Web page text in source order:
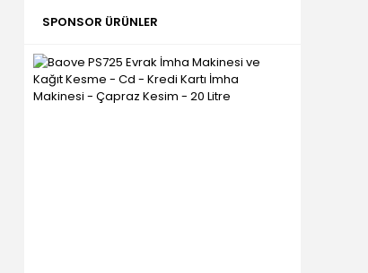
SPONSOR ÜRÜNLER